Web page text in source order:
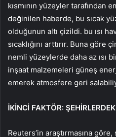
kısmının yüzeyler tarafından
değinilen haberde, bu sıcak
olduğunun altı çizildi. bu ısı
sıcaklığını arttırır. Buna
nemli yüzeylerde daha az ısı
inşaat malzemeleri güneş
emerek atmosfere geri
İKİNCİ FAKTÖR:
Reuters’in araştırmasına göre,